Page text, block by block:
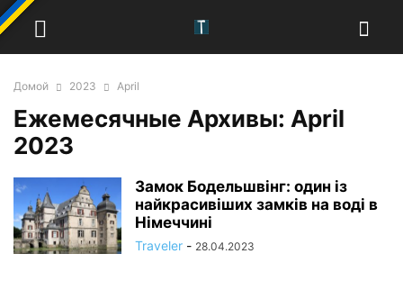
Домой 2023 April
Ежемесячные Архивы: April
2023
Замок Бодельшвінг: один із
найкрасивіших замків на воді в
Німеччині
Traveler - 28.04.2023